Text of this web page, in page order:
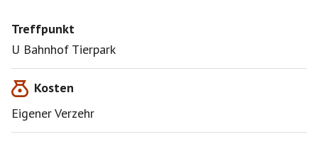
Treffpunkt
U Bahnhof Tierpark
Kosten
Eigener Verzehr